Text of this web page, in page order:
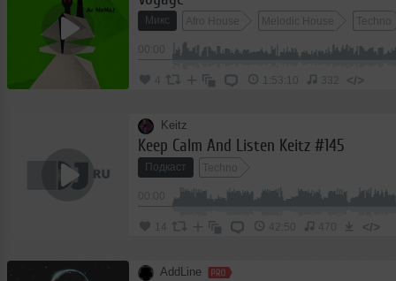
Микс Afro House Melodic House Techno
1:53:10 332 </>
Keitz
Keep Calm And Listen Keitz #145
Подкаст Techno
42:50 470 </>
AddLine